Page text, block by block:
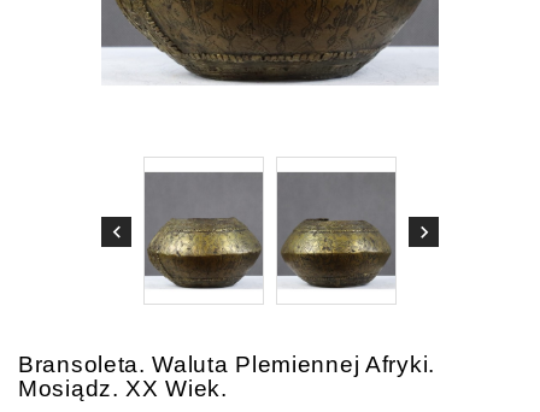
Bransoleta. Waluta Plemiennej Afryki.
Mosiądz. XX Wiek.